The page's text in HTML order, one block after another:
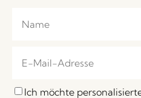
Ich möchte